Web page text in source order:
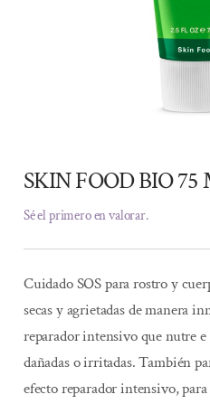
SKIN FOOD BIO 75
Sé el primero en valorar.
Cuidado SOS para rostro y
secas y agrietadas de manera
reparador intensivo que nutre
dañadas o irritadas. También
efecto reparador intensivo,